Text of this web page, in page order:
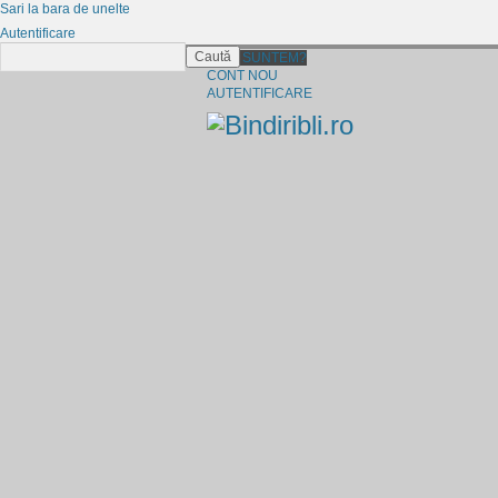
CINE SUNTEM?
CONT NOU
AUTENTIFICARE
Sari la bara de unelte
Autentificare
Caută